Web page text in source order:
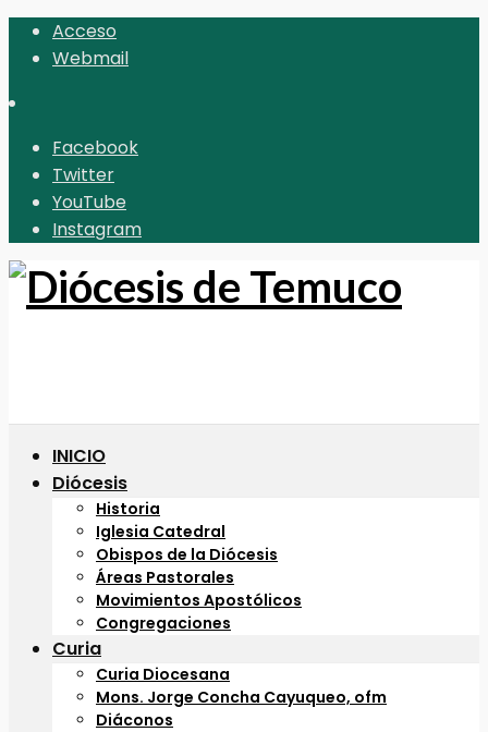
Acceso
Webmail
Facebook
Twitter
YouTube
Instagram
INICIO
Diócesis
Historia
Iglesia Catedral
Obispos de la Diócesis
Áreas Pastorales
Movimientos Apostólicos
Congregaciones
Curia
Curia Diocesana
Mons. Jorge Concha Cayuqueo, ofm
Diáconos